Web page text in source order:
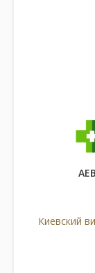
Киевский